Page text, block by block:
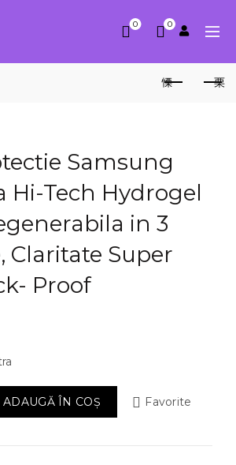
0 0
Samsung
Hi-Tech Hydrogel
in 3
Claritate Super
Proof
Protectie Samsung S24 Ultra Hi-Tech
ADAUGĂ ÎN COȘ Favorite